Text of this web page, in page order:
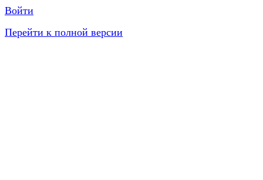
Войти
Перейти к полной версии